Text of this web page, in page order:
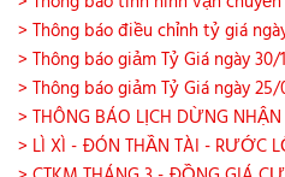
> Thông báo điều chỉnh tỷ giá
> Thông báo giảm Tỷ Giá ngày 30/
> Thông báo giảm Tỷ Giá ngày
> THÔNG BÁO LỊCH DỪNG
> LÌ XÌ - ĐÓN THẦN TÀI - RƯỚC